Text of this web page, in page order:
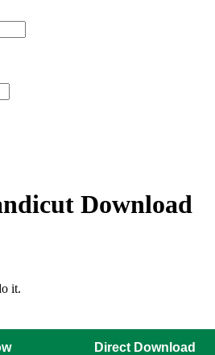
Download
it.
Direct Download